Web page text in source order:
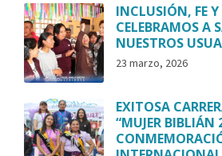
INCLUSIÓN, FE Y
CELEBRAMOS A
NUESTROS
23 marzo, 2026
EXITOSA
“MUJER BIBLIÁN